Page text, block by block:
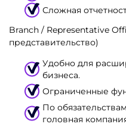
Сложная
Branch / Representative
представительство)
Удобно для
бизнеса.
Ограниченные
По
головная